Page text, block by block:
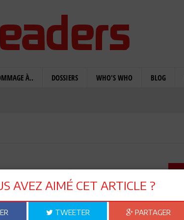
À.. DOSSIERS WHO'S WHO BLOG
El Petrol ? »
AVEZ AIMÉ CET ARTICLE ?
TWEETER PARTAGER